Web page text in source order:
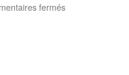
ferméssur